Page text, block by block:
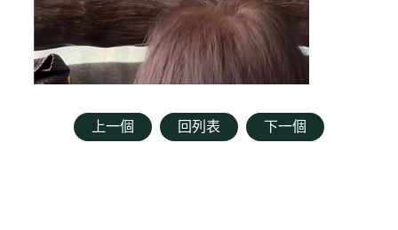
上一個 回列表 下一個